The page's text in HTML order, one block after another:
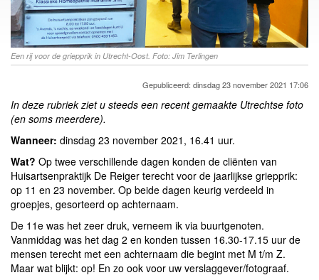
Een rij voor de griepprik in Utrecht-Oost. Foto: Jim Terlingen
Gepubliceerd: dinsdag 23 november 2021 17:06
In deze rubriek ziet u steeds een recent gemaakte Utrechtse foto
(en soms meerdere).
Wanneer: dinsdag 23 november 2021, 16.41 uur.
Wat? Op twee verschillende dagen konden de cliënten van
Huisartsenpraktijk De Reiger terecht voor de jaarlijkse griepprik:
op 11 en 23 november. Op beide dagen keurig verdeeld in
groepjes, gesorteerd op achternaam.
De 11e was het zeer druk, verneem ik via buurtgenoten.
Vanmiddag was het dag 2 en konden tussen 16.30-17.15 uur de
mensen terecht met een achternaam die begint met M t/m Z.
Maar wat blijkt: op! En zo ook voor uw verslaggever/fotograaf.